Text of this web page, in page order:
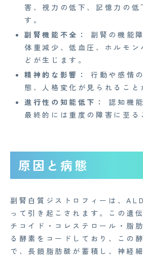
害、視力の低下、記憶力の低
す。
副腎機能不全：
副腎の機能
体重減少、低血圧、ホルモン
どが生じます。
精神的な影響：
行動や感情
態、人格変化が見られること
進行性の知能低下：
認知機
最終的には重度の障害に至る
原因と病態
副腎白質ジストロフィーは、
って引き起こされます。この遺
チコイド・コレステロール・脂
る酵素をコードしており、この
で、長鎖脂肪酸が蓄積し、神経